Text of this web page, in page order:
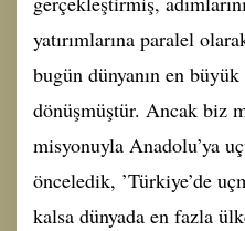
yatırımlarına paralel
bugün dünyanın en
dönüşmüştür. Ancak biz
misyonuyla Anadolu’ya
önceledik, ’Türkiye’de
kalsa dünyada en fazla